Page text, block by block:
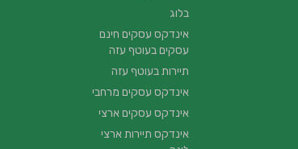
בלוג
אינדקס עסקים חינם
עסקים בעוטף עזה
תיירות בעוטף עזה
אינדקס עסקים מרחבי
אינדקס עסקים ארצי
אינדקס תיירות ארצי